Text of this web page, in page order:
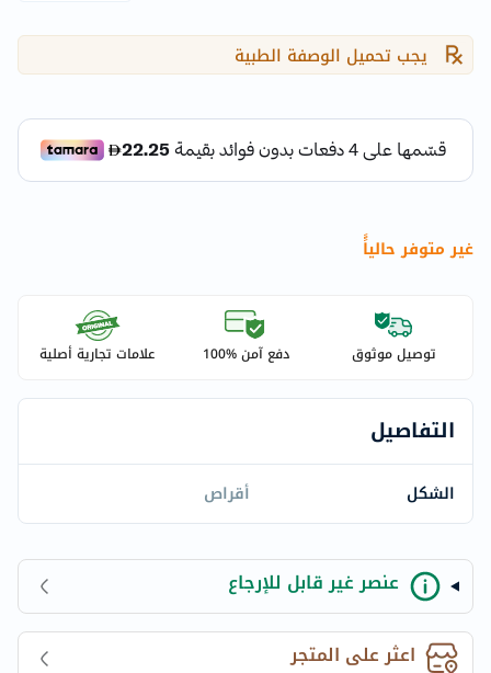
يجب تحميل الوصفة الطبية
غير متوفر حالياًً
توصيل موثوق دفع آمن %100 علامات تجارية أصلية
التفاصيل
الشكل أقراص
عنصر غير قابل للإرجاع
اعثر على المتجر